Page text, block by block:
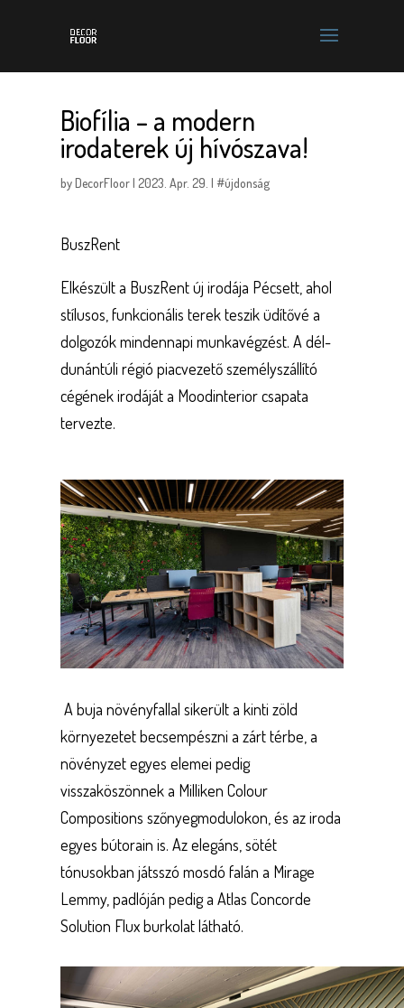
Biofília – a modern
irodaterek új hívószava!
byDecorFloor|2023. Apr. 29. |#újdonság
BuszRent
Elkészült a BuszRent új irodája Pécsett, ahol
stílusos, funkcionális terek teszik üdítővé a
dolgozók mindennapi munkavégzést. A dél-
dunántúli régió piacvezető személyszállító
cégének irodáját a Moodinterior csapata
tervezte.
A buja növényfallal sikerült a kinti zöld
környezetet becsempészni a zárt térbe, a
növényzet egyes elemei pedig
visszaköszönnek a Milliken Colour
Compositions szőnyegmodulokon, és az iroda
egyes bútorain is. Az elegáns, sötét
tónusokban játsszó mosdó falán a Mirage
Lemmy, padlóján pedig a Atlas Concorde
Solution Flux burkolat látható.